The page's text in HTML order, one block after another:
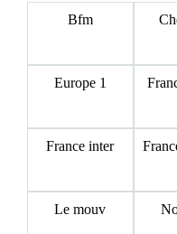
Bfm
Europe 1
France inter
Le mouv